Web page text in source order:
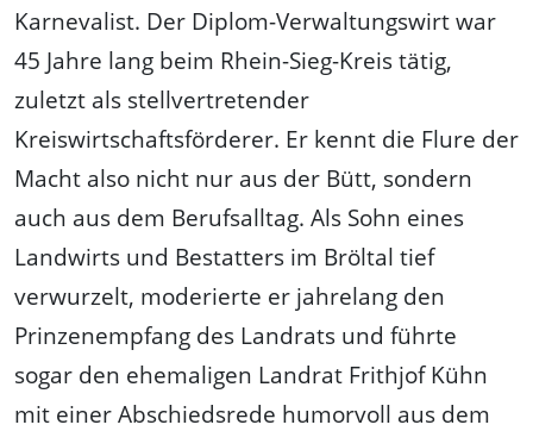
Karnevalist. Der Diplom-Verwaltungswirt war
45 Jahre lang beim Rhein-Sieg-Kreis tätig,
zuletzt als stellvertretender
Kreiswirtschaftsförderer. Er kennt die Flure der
Macht also nicht nur aus der Bütt, sondern
auch aus dem Berufsalltag. Als Sohn eines
Landwirts und Bestatters im Bröltal tief
verwurzelt, moderierte er jahrelang den
Prinzenempfang des Landrats und führte
sogar den ehemaligen Landrat Frithjof Kühn
mit einer Abschiedsrede humorvoll aus dem